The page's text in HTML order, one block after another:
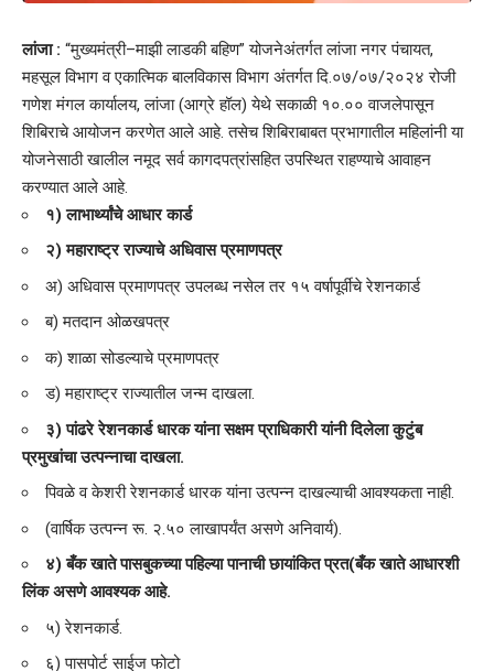
लांजा : “मुख्यमंत्री–माझी लाडकी बहिण” योजनेअंतर्गत लांजा नगर पंचायत,
महसूल विभाग व एकात्मिक बालविकास विभाग अंतर्गत दि.०७/०७/२०२४ रोजी
गणेश मंगल कार्यालय, लांजा (आग्रे हॉल) येथे सकाळी १०.०० वाजलेपासून
शिबिराचे आयोजन करणेत आले आहे. तसेच शिबिराबाबत प्रभागातील महिलांनी या
योजनेसाठी खालील नमूद सर्व कागदपत्रांसहित उपस्थित राहण्याचे आवाहन
करण्यात आले आहे.
१) लाभार्थ्यांचे आधार कार्ड
२) महाराष्ट्र राज्याचे अधिवास प्रमाणपत्र
अ) अधिवास प्रमाणपत्र उपलब्ध नसेल तर १५ वर्षापूर्वीचे रेशनकार्ड
ब) मतदान ओळखपत्र
क) शाळा सोडल्याचे प्रमाणपत्र
ड) महाराष्ट्र राज्यातील जन्म दाखला.
३) पांढरे रेशनकार्ड धारक यांना सक्षम प्राधिकारी यांनी दिलेला कुटुंब
प्रमुखांचा उत्पन्नाचा दाखला.
पिवळे व केशरी रेशनकार्ड धारक यांना उत्पन्न दाखल्याची आवश्यकता नाही.
(वार्षिक उत्पन्न रू. २.५० लाखापर्यंत असणे अनिवार्य).
४) बँक खाते पासबुकच्या पहिल्या पानाची छायांकित प्रत(बँक खाते आधारशी
लिंक असणे आवश्यक आहे.
५) रेशनकार्ड.
६) पासपोर्ट साईज फोटो